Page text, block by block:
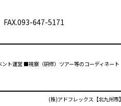
647-5171
運営 ■視察（研修）ツアー等のコーディネート
(株)アドフレックス【北九州市】